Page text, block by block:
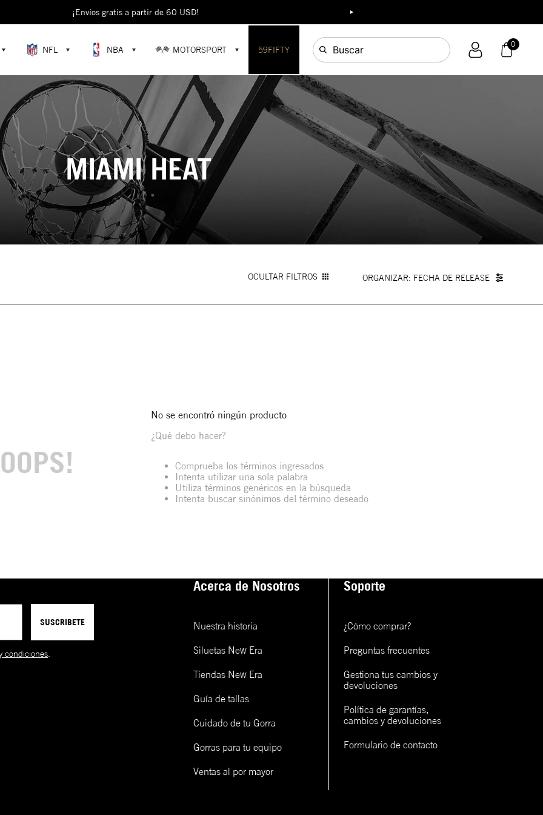
¡Envíos gratis a partir de 60 USD!
NFL NBA MOTORSPORT 59FIFTY Buscar 0
MIAMI HEAT
OCULTAR FILTROS FECHA DE RELEASE
OOPS!
No se encontró ningún producto
¿Qué debo hacer?
Comprueba los términos ingresados
Intenta utilizar una sola palabra
Utiliza términos genéricos en la búsqueda
Intenta buscar sinónimos del término deseado
SUSCRIBETE
condiciones
Acerca de Nosotros
Nuestra historia
Siluetas New Era
Tiendas New Era
Guía de tallas
Cuidado de tu Gorra
Gorras para tu equipo
Ventas al por mayor
Soporte
¿Cómo comprar?
Preguntas frecuentes
Gestiona tus cambios y
devoluciones
Política de garantías,
cambios y devoluciones
Formulario de contacto